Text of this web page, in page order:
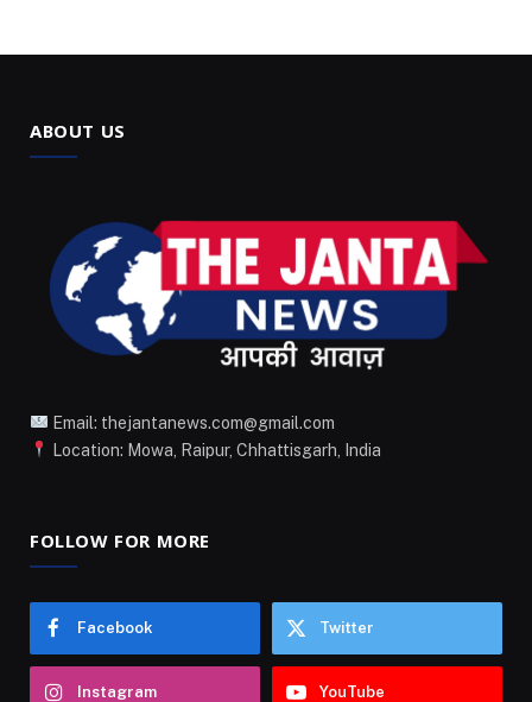
ABOUT US
Email: thejantanews.com@gmail.com
Location: Mowa, Raipur, Chhattisgarh, India
FOLLOW FOR MORE
Facebook Twitter
Instagram YouTube